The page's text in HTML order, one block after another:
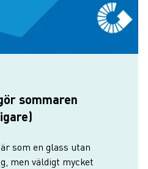
sommaren
som en glass utan
men väldigt mycket